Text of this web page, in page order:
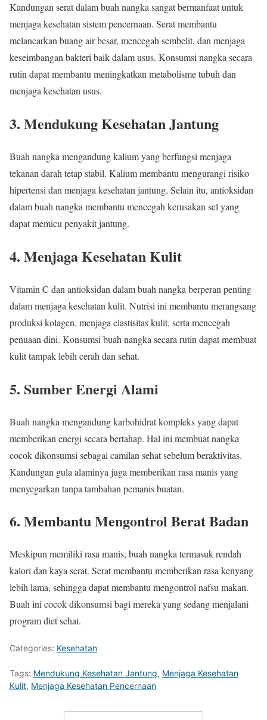
Kandungan serat dalam buah nangka sangat bermanfaat untuk
menjaga kesehatan sistem pencernaan. Serat membantu
melancarkan buang air besar, mencegah sembelit, dan menjaga
keseimbangan bakteri baik dalam usus. Konsumsi nangka secara
rutin dapat membantu meningkatkan metabolisme tubuh dan
menjaga kesehatan usus.
3. Mendukung Kesehatan Jantung
Buah nangka mengandung kalium yang berfungsi menjaga
tekanan darah tetap stabil. Kalium membantu mengurangi risiko
hipertensi dan menjaga kesehatan jantung. Selain itu, antioksidan
dalam buah nangka membantu mencegah kerusakan sel yang
dapat memicu penyakit jantung.
4. Menjaga Kesehatan Kulit
Vitamin C dan antioksidan dalam buah nangka berperan penting
dalam menjaga kesehatan kulit. Nutrisi ini membantu merangsang
produksi kolagen, menjaga elastisitas kulit, serta mencegah
penuaan dini. Konsumsi buah nangka secara rutin dapat membuat
kulit tampak lebih cerah dan sehat.
5. Sumber Energi Alami
Buah nangka mengandung karbohidrat kompleks yang dapat
memberikan energi secara bertahap. Hal ini membuat nangka
cocok dikonsumsi sebagai camilan sehat sebelum beraktivitas.
Kandungan gula alaminya juga memberikan rasa manis yang
menyegarkan tanpa tambahan pemanis buatan.
6. Membantu Mengontrol Berat Badan
Meskipun memiliki rasa manis, buah nangka termasuk rendah
kalori dan kaya serat. Serat membantu memberikan rasa kenyang
lebih lama, sehingga dapat membantu mengontrol nafsu makan.
Buah ini cocok dikonsumsi bagi mereka yang sedang menjalani
program diet sehat.
Categories: Kesehatan
Tags: Mendukung Kesehatan Jantung, Menjaga Kesehatan
Kulit, Menjaga Kesehatan Pencernaan